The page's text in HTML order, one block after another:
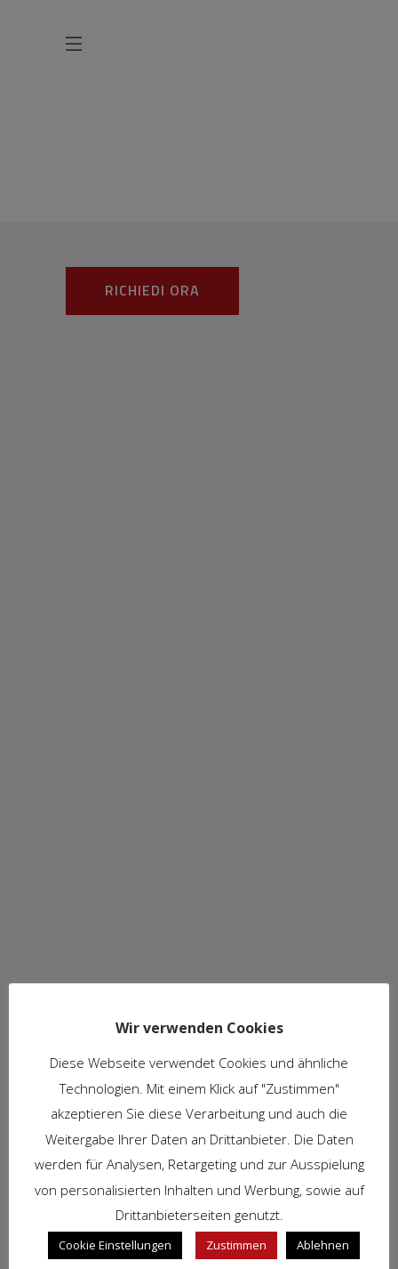
RICHIEDI ORA
Wir verwenden Cookies
Diese Webseite verwendet Cookies und ähnliche
Technologien. Mit einem Klick auf "Zustimmen"
akzeptieren Sie diese Verarbeitung und auch die
Weitergabe Ihrer Daten an Drittanbieter. Die Daten
werden für Analysen, Retargeting und zur Ausspielung
von personalisierten Inhalten und Werbung, sowie auf
Drittanbieterseiten genutzt.
Cookie Einstellungen Zustimmen Ablehnen